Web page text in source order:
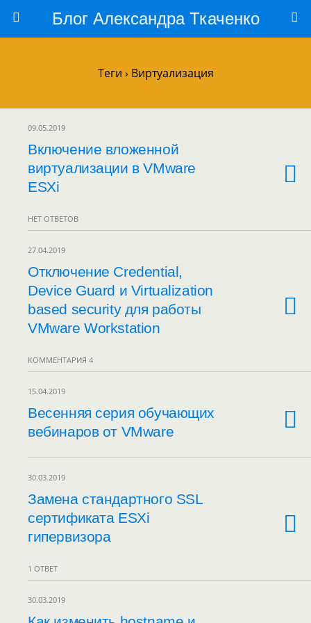
Блог Александра Ткаченко
Теги › Виртуализация
09.05.2019
Включение вложенной
виртуализации в VMware
ESXi
НЕТ ОТВЕТОВ
27.04.2019
Отключение Credential,
Device Guard и Virtualization
based security для работы
VMware Workstation
КОММЕНТАРИЯ 4
15.04.2019
Весенняя серия обучающих
вебинаров от VMware
30.03.2019
Замена стандартного SSL
сертификата ESXi
гипервизора
1 ОТВЕТ
30.03.2019